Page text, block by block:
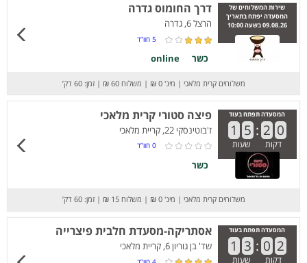
שירות המשלוחים של
המסעדה יפתח בתאריך
09.08.26 בשעה 10:00
דרך החומוס גדרה
הרצל 6, גדרה
5 חוו”ד
כשר online
משלוחים קרית מלאכי | מינ' 0 ₪ | משלוח 60 ₪ | זמן: 60 דק’
המסעדה תפתח בעוד
1 5 : 2 0
דקות שעות
פיצה סטורי קרית מלאכי
ז'בוטינסקי 22, קריית מלאכי
0 חוו”ד
כשר
משלוחים קרית מלאכי | מינ' 0 ₪ | משלוח 15 ₪ | זמן: 60 דק’
המסעדה תפתח בעוד
1 3 : 0 2
דקות שעות
אסתריקה-מסעדת חלבית פיצרייה
שד' בן גוריון 6, קריית מלאכי